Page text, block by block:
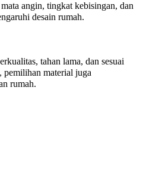
angin, tingkat kebisingan, dan
desain rumah.
tahan lama, dan sesuai
pemilihan material juga
rumah.